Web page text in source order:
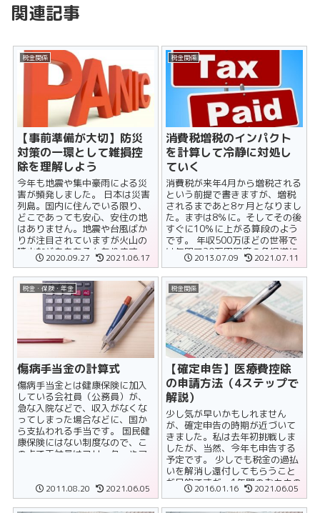
関連記事
税金関係
【事前準備が大切】防災
対策の一環として雑損控
除を理解しよう
今年も地震や集中豪雨による災
害が頻発しました。 日本は災害
列島。国内に住んでいる限り、
どこであっても安心、安住の地
はありません。地震や台風ばか
りが注目されていますが火山の
噴火などももちろんあります
し、最近では温暖化の影響もあ
って、夏の日常......
2020.09.27 2021.06.17
税金関係
消費税増税のインパクト
を計算して冷静に対処し
ていく
消費税が来年4月から増税される
という前提で書きますが、増税
されるまであと8ヶ月となりまし
た。まずは8％に。そしてその後
すぐに10％に上がる算段のよう
です。 年収500万ほどの世帯で
は年間で20万円程度の負担増に
なるとのこと。自分の年収......
2013.07.09 2021.07.11
税金・保険・年金
傷病手当金の計算式
傷病手当金とは健康保険に加入
している会社員（公務員）が、
急な入院などで、収入がなくな
ってしまった場合などに、国か
ら支払われる手当です。 国民健
康保険にはない制度なので、こ
の点で正社員はフリーターやア
2011.08.20 2021.06.05
税金関係
【確定申告】医療費控除
の申請方法（4ステップで
解説）
少し気が早いかもしれません
が、確定申告の時期が近づいて
きました。私は去年初挑戦しま
したが、当然、今年も申告する
予定です。 少しでも税金の過払
いを解消し還付してもらうこと
が目的ですが、1年間のおカネの
流れを追いながら申告書を作る
ことは大いに......
2016.01.16 2021.06.05